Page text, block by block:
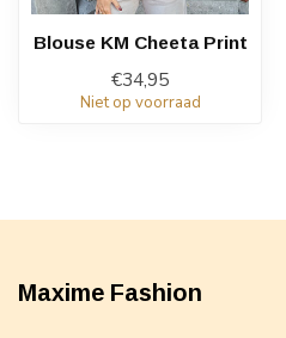
Blouse KM Cheeta Print
€34,95
Niet op voorraad
Maxime Fashion